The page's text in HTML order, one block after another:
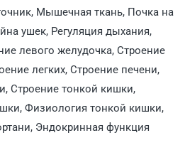
, Мышечная ткань, Почка на
ушек, Регуляция дыхания,
левого желудочка, Строение
легких, Строение печени,
, Строение тонкой кишки,
, Физиология тонкой кишки,
, Эндокринная функция